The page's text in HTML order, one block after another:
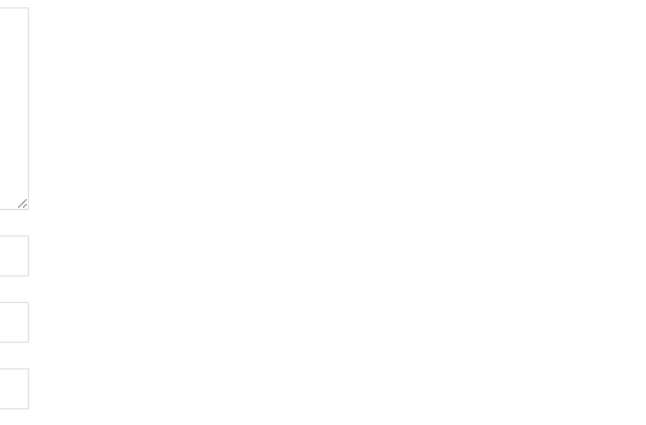
electrónico:*
web: